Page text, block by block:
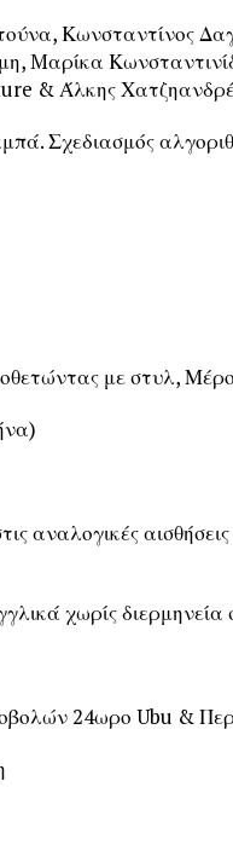
Κωνσταντίνος
Mαρίκα
& Άλκης
Σχεδιασμός
με στυλ,
αναλογικές
χωρίς διερμηνεία
24ωρο Ubu &